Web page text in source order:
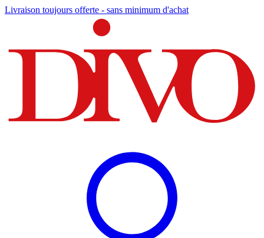
Livraison toujours offerte - sans minimum d'achat